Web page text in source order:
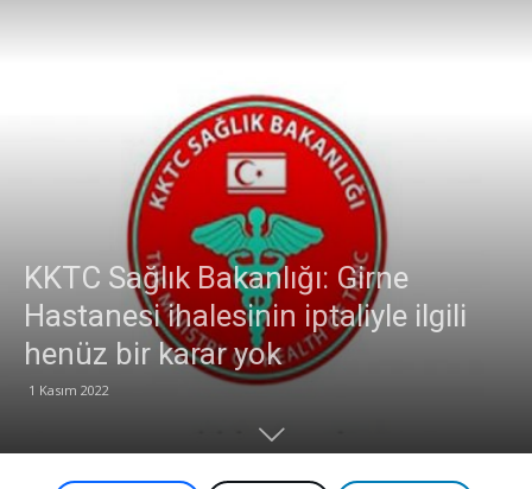
Türk
Ticaret
Odası
KKTC Sağlık Bakanlığı: Girne
Hastanesi ihalesinin iptaliyle ilgili
henüz bir karar yok
1 Kasım 2022